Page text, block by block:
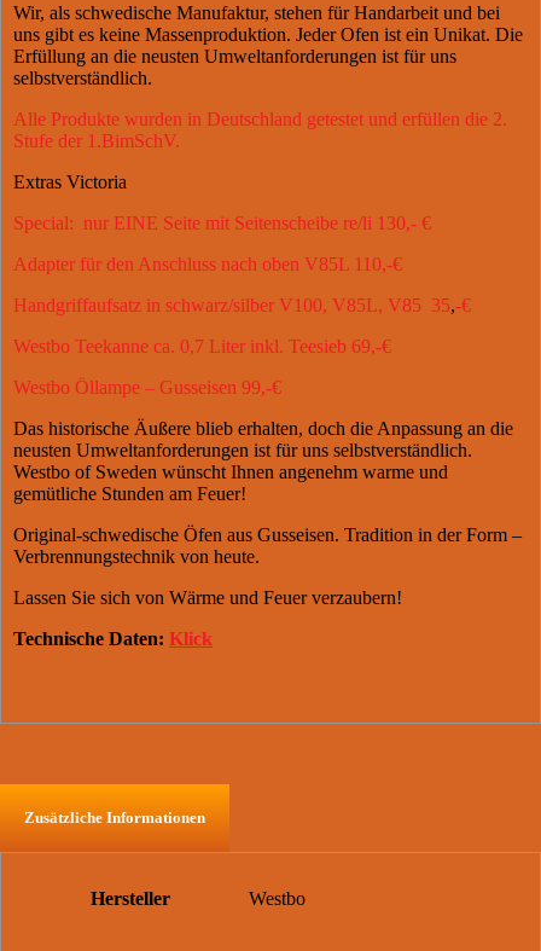
Wir, als schwedische Manufaktur, stehen für Handarbeit und bei
uns gibt es keine Massenproduktion. Jeder Ofen ist ein Unikat. Die
Erfüllung an die neusten Umweltanforderungen ist für uns
selbstverständlich.
Alle Produkte wurden in Deutschland getestet und erfüllen die 2.
Stufe der 1.BimSchV.
Extras Victoria
Special: nur EINE Seite mit Seitenscheibe re/li 130,- €
Adapter für den Anschluss nach oben V85L 110,-€
Handgriffaufsatz in schwarz/silber V100, V85L, V85 35,-€
Westbo Teekanne ca. 0,7 Liter inkl. Teesieb 69,-€
Westbo Öllampe – Gusseisen 99,-€
Das historische Äußere blieb erhalten, doch die Anpassung an die
neusten Umweltanforderungen ist für uns selbstverständlich.
Westbo of Sweden wünscht Ihnen angenehm warme und
gemütliche Stunden am Feuer!
Original-schwedische Öfen aus Gusseisen. Tradition in der Form –
Verbrennungstechnik von heute.
Lassen Sie sich von Wärme und Feuer verzaubern!
Technische Daten: Klick
Zusätzliche Informationen
Hersteller Westbo